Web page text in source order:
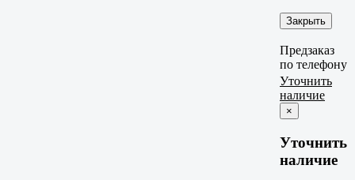
Закрыть
Предзаказ
по телефону
Уточнить
наличие
×
Уточнить
наличие